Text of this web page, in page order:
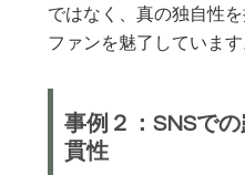
ではなく、真の独自性
ファンを魅了しています
事例２：SNSで
貫性